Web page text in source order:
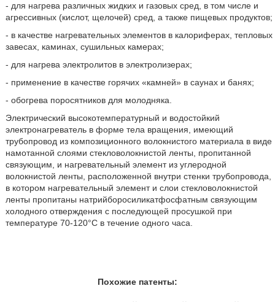
- для нагрева различных жидких и газовых сред, в том числе и
агрессивных (кислот, щелочей) сред, а также пищевых продуктов;
- в качестве нагревательных элементов в калориферах, тепловых
завесах, каминах, сушильных камерах;
- для нагрева электролитов в электролизерах;
- применение в качестве горячих «камней» в саунах и банях;
- обогрева поросятников для молодняка.
Электрический высокотемпературный и водостойкий
электронагреватель в форме тела вращения, имеющий
трубопровод из композиционного волокнистого материала в виде
намотанной слоями стекловолокнистой ленты, пропитанной
связующим, и нагревательный элемент из углеродной
волокнистой ленты, расположенной внутри стенки трубопровода,
в котором нагревательный элемент и слои стекловолокнистой
ленты пропитаны натрийборосиликатфосфатным связующим
холодного отверждения с последующей просушкой при
температуре 70-120°С в течение одного часа.
Похожие патенты: